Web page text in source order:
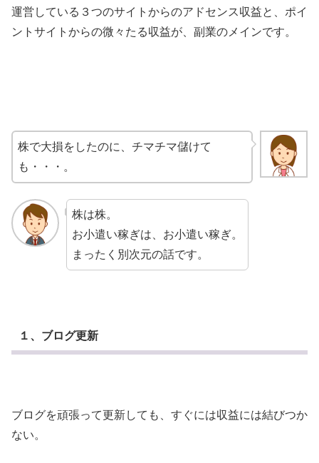
運営している３つのサイトからのアドセンス収益と、ポイ
ントサイトからの微々たる収益が、副業のメインです。
株で大損をしたのに、チマチマ儲けて
も・・・。
株は株。
お小遣い稼ぎは、お小遣い稼ぎ。
まったく別次元の話です。
１、ブログ更新
ブログを頑張って更新しても、すぐには収益には結びつか
ない。